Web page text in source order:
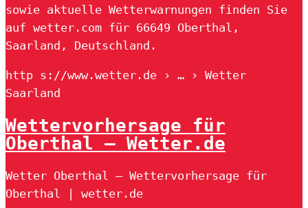
sowie aktuelle Wetterwarnungen finden Sie
auf wetter.com für 66649 Oberthal,
Saarland, Deutschland.
http s://www.wetter.de › … › Wetter
Saarland
Wettervorhersage für
Oberthal – Wetter.de
Wetter Oberthal – Wettervorhersage für
Oberthal | wetter.de